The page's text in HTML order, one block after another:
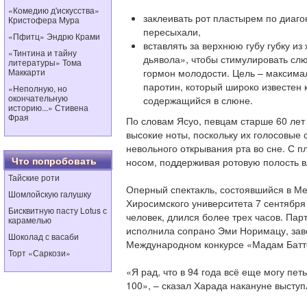
«Комедию д'искусства»
Кристофера Мура
«Пфитц» Эндрю Крами
«Тинтина и тайну
литературы» Тома
Маккарти
«Неполную, но
окончательную
историю...» Стивена
Фрая
Что попробовать
Тайские роти
Шомлойскую галушку
Бисквитную пасту Lotus с
карамелью
Шоколад с васаби
Торт «Саркози»
заклеивать рот пластырем по
пересыхали,
вставлять за верхнюю губу губку
дьявола», чтобы стимулировать
гормон молодости. Цель –
паротин, который широко известен
содержащийся в слюне.
По словам Ясуо, певцам старше 60 лет
высокие ноты, поскольку их голосовые
невольного открывания рта во сне. С
носом, поддерживая ротовую полость
Оперный спектакль, состоявшийся в
Хиросимского университета 7
человек, длился более трех часов.
исполнила сопрано Эми Норимацу,
Международном конкурсе «Мадам
«Я рад, что в 94 года всё еще могу
100», – сказал Харада накануне